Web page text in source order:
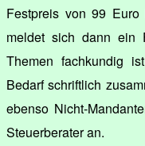
Festpreis von 99
meldet sich dann ein
Themen fachkundig
Bedarf schriftlich
ebenso Nicht-
Steuerberater an.